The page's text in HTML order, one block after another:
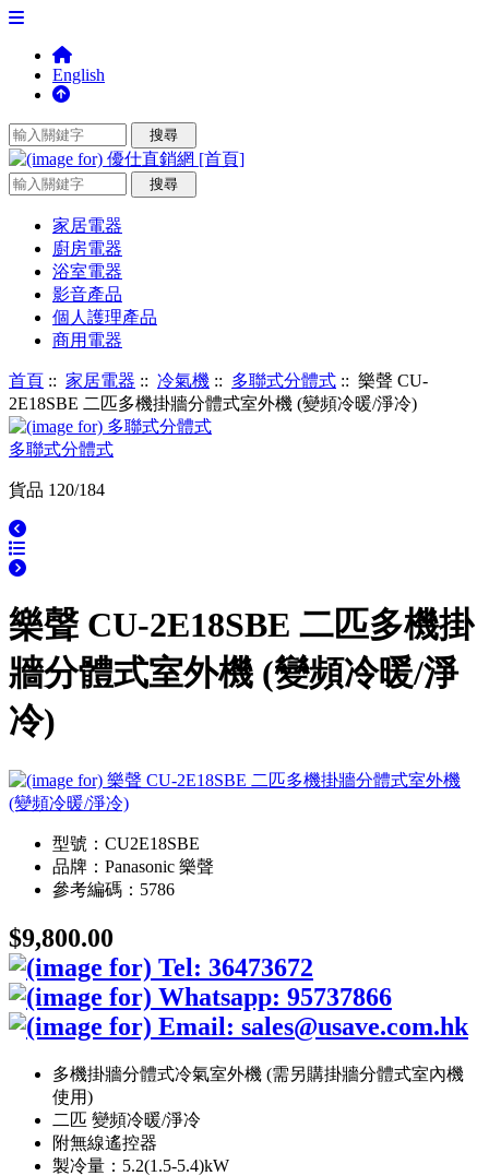
English
家居電器
廚房電器
浴室電器
影音產品
個人護理產品
商用電器
首頁 :: 家居電器 :: 冷氣機 :: 多聯式分體式 :: 樂聲 CU-
2E18SBE 二匹多機掛牆分體式室外機 (變頻冷暖/淨冷)
多聯式分體式
貨品 120/184
樂聲 CU-2E18SBE 二匹多機掛
牆分體式室外機 (變頻冷暖/淨
冷)
型號：CU2E18SBE
品牌：Panasonic 樂聲
參考編碼：5786
$9,800.00
多機掛牆分體式冷氣室外機 (需另購掛牆分體式室內機
使用)
二匹 變頻冷暖/淨冷
附無線遙控器
製冷量：5.2(1.5-5.4)kW